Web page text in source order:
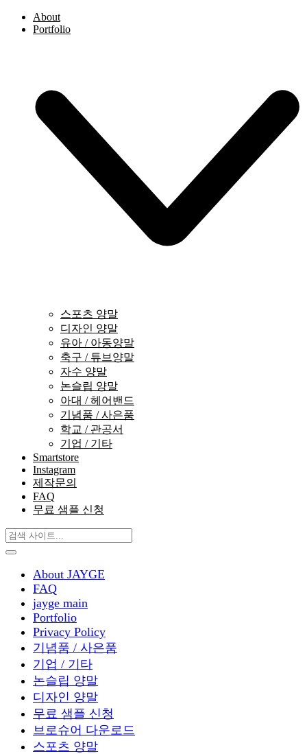
About
Portfolio
스포츠 양말
디자인 양말
유아 / 아동양말
축구 / 튜브양말
자수 양말
논슬립 양말
아대 / 헤어밴드
기념품 / 사은품
학교 / 관공서
기업 / 기타
Smartstore
Instagram
제작문의
FAQ
무료 샘플 신청
About JAYGE
FAQ
jayge main
Portfolio
Privacy Policy
기념품 / 사은품
기업 / 기타
논슬립 양말
디자인 양말
무료 샘플 신청
브로슈어 다운로드
스포츠 양말